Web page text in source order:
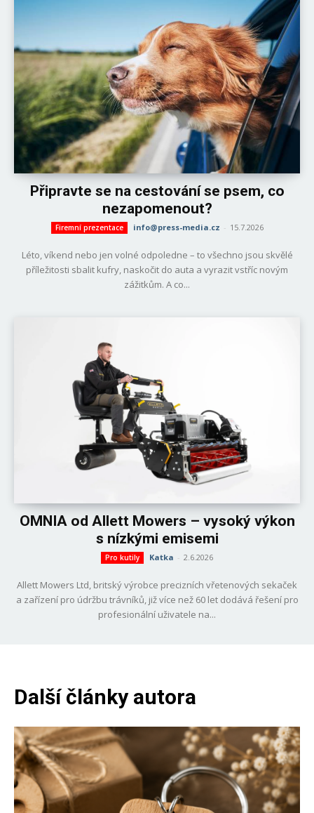
Připravte se na cestování se psem, co
nezapomenout?
Firemní prezentace info@press-media.cz - 15.7.2026
Léto, víkend nebo jen volné odpoledne – to všechno jsou skvělé
příležitosti sbalit kufry, naskočit do auta a vyrazit vstříc novým
zážitkům. A co...
OMNIA od Allett Mowers – vysoký výkon
s nízkými emisemi
Pro kutily Katka - 2.6.2026
Allett Mowers Ltd, britský výrobce precizních vřetenových sekaček
a zařízení pro údržbu trávníků, již více než 60 let dodává řešení pro
profesionální uživatele na...
Další články autora